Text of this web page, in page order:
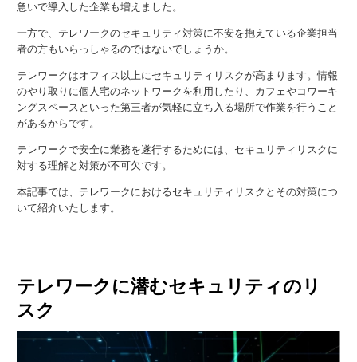
急いで導入した企業も増えました。
一方で、テレワークのセキュリティ対策に不安を抱えている企業担当
者の方もいらっしゃるのではないでしょうか。
テレワークはオフィス以上にセキュリティリスクが高まります。情報
のやり取りに個人宅のネットワークを利用したり、カフェやコワーキ
ングスペースといった第三者が気軽に立ち入る場所で作業を行うこと
があるからです。
テレワークで安全に業務を遂行するためには、セキュリティリスクに
対する理解と対策が不可欠です。
本記事では、テレワークにおけるセキュリティリスクとその対策につ
いて紹介いたします。
テレワークに潜むセキュリティのリ
スク